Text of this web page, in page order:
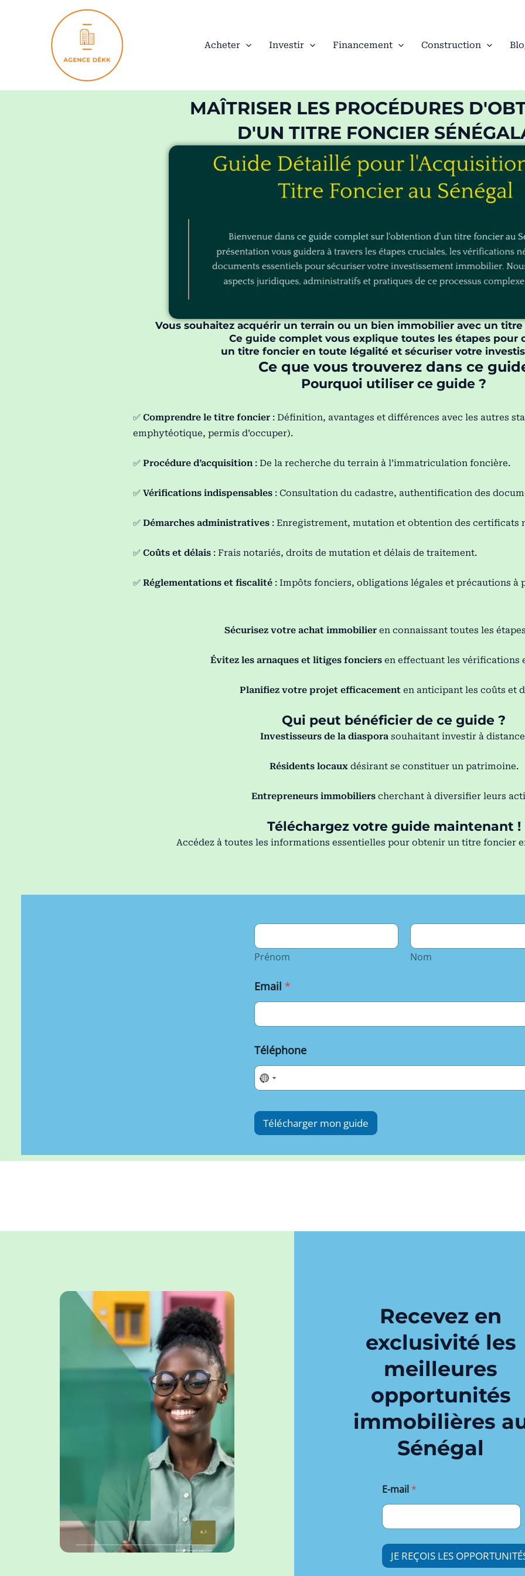
Acheter Investir Financement Construction
MAÎTRISER LES PROCÉDURES
D'UN TITRE FONCIER
Vous souhaitez acquérir un terrain ou un bien immobilier avec un titre
Ce guide complet vous explique toutes les étapes pour
un titre foncier en toute légalité et sécuriser votre
Ce que vous trouverez dans ce
Pourquoi utiliser ce guide ?
✅ Comprendre le titre foncier: Définition, avantages et différences avec les autres
emphytéotique, permis d’occuper).
✅ Procédure d’acquisition: De la recherche du terrain à l’immatriculation foncière.
✅ Vérifications indispensables: Consultation du cadastre, authentification des
✅ Démarches administratives: Enregistrement, mutation et obtention des certificats
✅ Coûts et délais: Frais notariés, droits de mutation et délais de traitement.
✅ Réglementations et fiscalité: Impôts fonciers, obligations légales et précautions à
Sécurisez votre achat immobilier en connaissant toutes les
Évitez les arnaques et litiges fonciersen effectuant les vérifications
Planifiez votre projet efficacementen anticipant les coûts et
Qui peut bénéficier de ce guide ?
Investisseurs de la diaspora souhaitant investir à
Résidents locauxdésirant se constituer un patrimoine.
Entrepreneurs immobiliers cherchant à diversifier leurs
Téléchargez votre guide maintenant !
Accédez à toutes les informations essentielles pour obtenir un titre foncier
N
a
m
Prénom Nom
Email*
Téléphone
Télécharger mon guide
Recevez en
exclusivité les
meilleures
opportunités
immobilières
Sénégal
-
m
i
E
m
E-mail *
JE REÇOIS LES